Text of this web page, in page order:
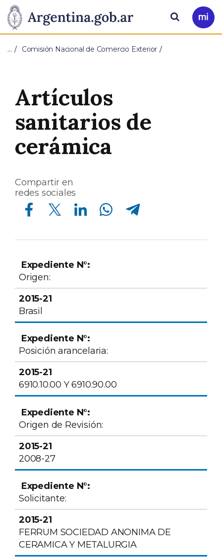
Presidencia
de
Nación
Pasar al contenido principal
Ir
a
Buscar
… Comisión Nacional de Comercio Exterior
Artículos
sanitarios de
cerámica
Compartir en
redes sociales
Compartir en Facebook Compartir en Twitter Compartir en Linkedin Compartir en Whatsapp Compartir en Telegram
Expediente N°:
Origen:
Brasil
Posición arancelaria:
6910.10.00 Y 6910.90.00
Origen de Revisión:
2008-27
Solicitante:
FERRUM SOCIEDAD ANONIMA DE
CERAMICA Y METALURGIA